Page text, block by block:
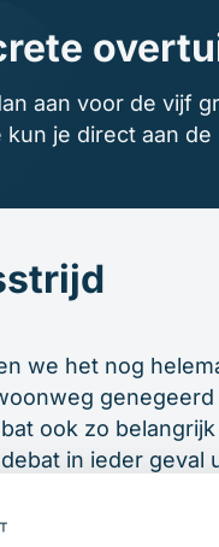
aan voor de vijf
kun je direct aan
we het nog
ook zo
in ieder geval
voor een